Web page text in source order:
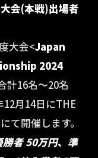
会(本戦)出場者
大会<Japan
2024
計16名〜20名
月14日にTHE
て開催します。
勝者 50万円、 準